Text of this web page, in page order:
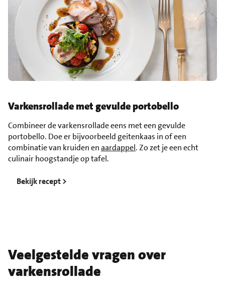
Varkensrollade met gevulde portobello
Combineer de varkensrollade eens met een gevulde
portobello. Doe er bijvoorbeeld geitenkaas in of een
combinatie van kruiden enaardappel. Zo zet je een echt
culinair hoogstandje op tafel.
Bekijk recept >
Veelgestelde vragen over
varkensrollade